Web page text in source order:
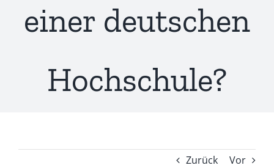
einer deutschen
Hochschule?
Zurück Vor